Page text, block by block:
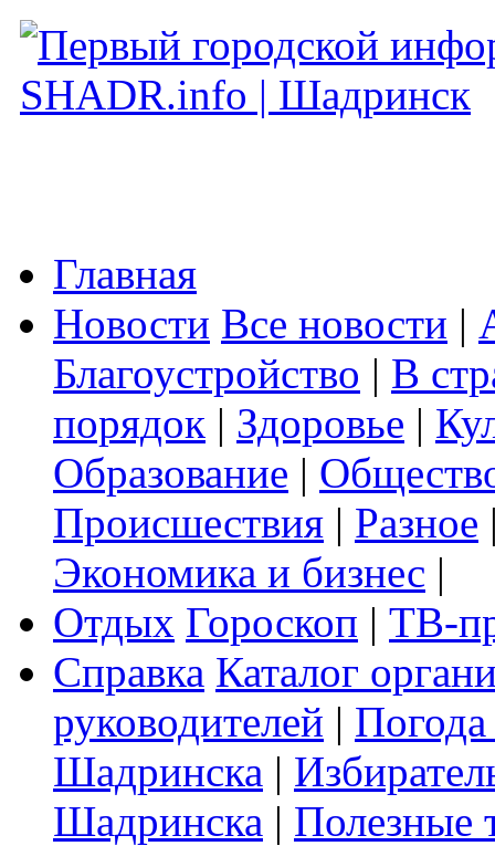
Главная
Новости Все новости |
Благоустройство | В
порядок | Здоровье |
Образование |
Происшествия | Разное
Экономика и бизнес |
Отдых Гороскоп | ТВ-
Справка Каталог
руководителей |
Шадринска |
Шадринска | Полезные